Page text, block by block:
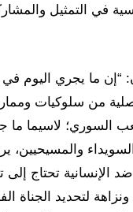
في التمثيل
“إن ما يجري اليوم
من سلوكيات
السوري؛ لاسيما ما
والمسيحيين،
الإنسانية تحتاج إلى
لتحديد الجناة